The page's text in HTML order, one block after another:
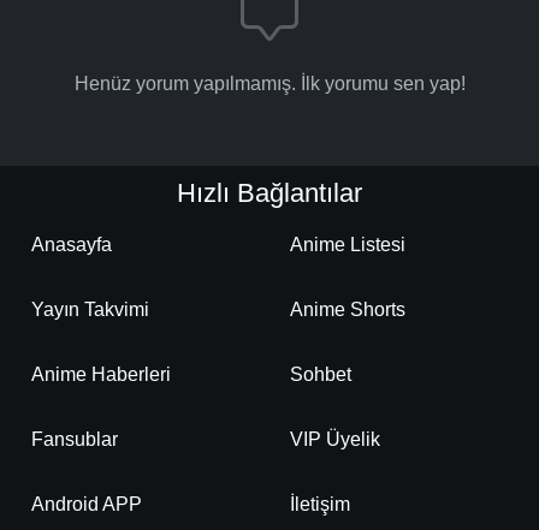
Henüz yorum yapılmamış. İlk yorumu sen yap!
Hızlı Bağlantılar
Anasayfa Anime Listesi
Yayın Takvimi Anime Shorts
Anime Haberleri Sohbet
Fansublar VIP Üyelik
Android APP İletişim